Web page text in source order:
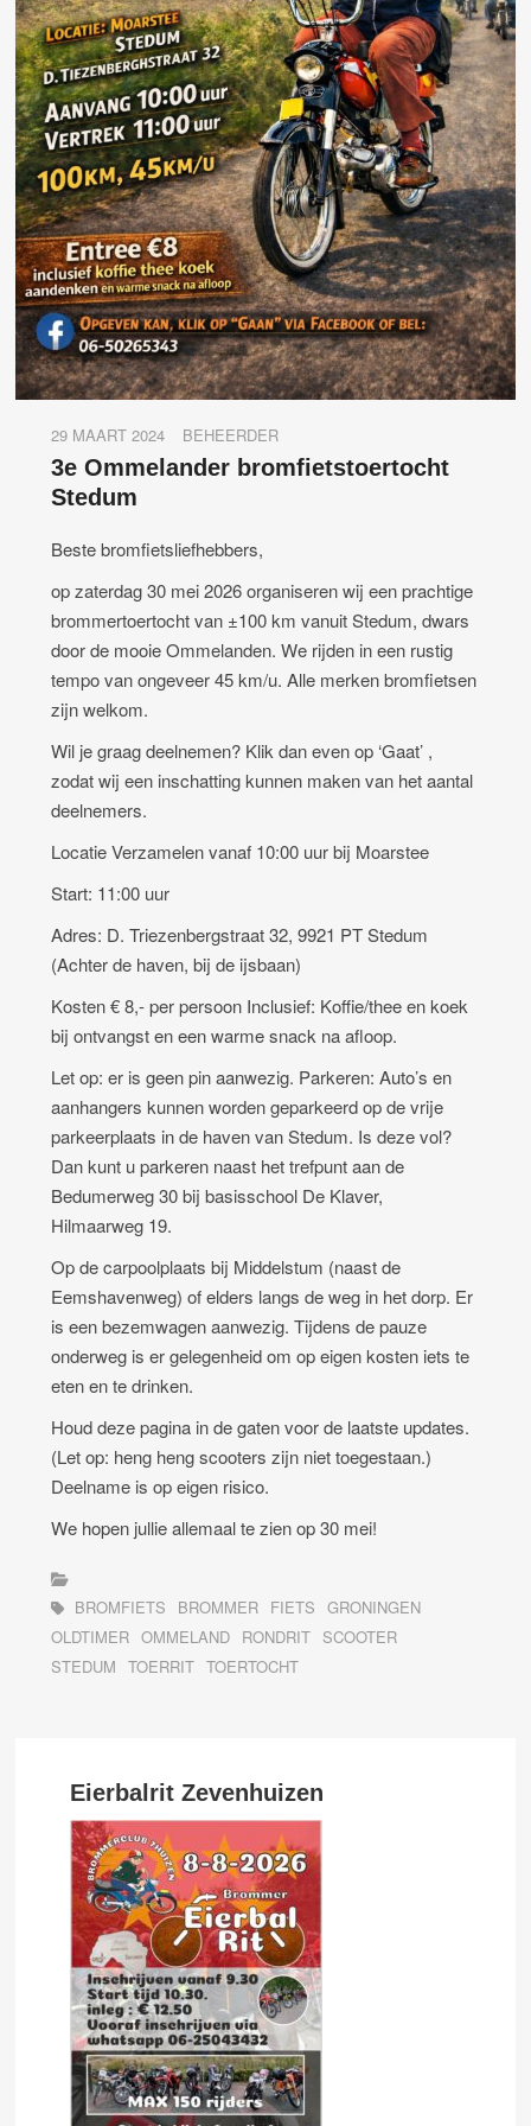
29 MAART 2024 BEHEERDER
3e Ommelander bromfietstoertocht
Stedum
Beste bromfietsliefhebbers,
op zaterdag 30 mei 2026 organiseren wij een prachtige
brommertoertocht van ±100 km vanuit Stedum, dwars
door de mooie Ommelanden. We rijden in een rustig
tempo van ongeveer 45 km/u. Alle merken bromfietsen
zijn welkom.
Wil je graag deelnemen? Klik dan even op ‘Gaat’ ,
zodat wij een inschatting kunnen maken van het aantal
deelnemers.
Locatie Verzamelen vanaf 10:00 uur bij Moarstee
Start: 11:00 uur
Adres: D. Triezenbergstraat 32, 9921 PT Stedum
(Achter de haven, bij de ijsbaan)
Kosten € 8,- per persoon Inclusief: Koffie/thee en koek
bij ontvangst en een warme snack na afloop.
Let op: er is geen pin aanwezig. Parkeren: Auto’s en
aanhangers kunnen worden geparkeerd op de vrije
parkeerplaats in de haven van Stedum. Is deze vol?
Dan kunt u parkeren naast het trefpunt aan de
Bedumerweg 30 bij basisschool De Klaver,
Hilmaarweg 19.
Op de carpoolplaats bij Middelstum (naast de
Eemshavenweg) of elders langs de weg in het dorp. Er
is een bezemwagen aanwezig. Tijdens de pauze
onderweg is er gelegenheid om op eigen kosten iets te
eten en te drinken.
Houd deze pagina in de gaten voor de laatste updates.
(Let op: heng heng scooters zijn niet toegestaan.)
Deelname is op eigen risico.
We hopen jullie allemaal te zien op 30 mei!
BROMFIETS BROMMER FIETS
GRONINGEN
OLDTIMER OMMELAND RONDRIT SCOOTER
STEDUM
TOERRIT TOERTOCHT
Eierbalrit Zevenhuizen